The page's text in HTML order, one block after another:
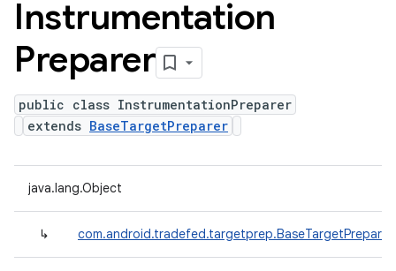
Instrumentation
Preparer
public class InstrumentationPreparer
extends BaseTargetPreparer
java.lang.Object
↳ com.android.tradefed.targetprep.BaseTargetPreparer